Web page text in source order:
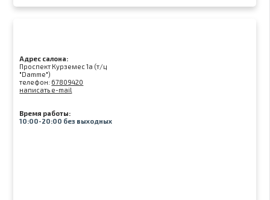
Адрес салона:
Проспект Курземес 1а (т/ц
"Damme")
телефон: 67809420
написать e-mail
Время работы:
10:00-20:00 без выходных